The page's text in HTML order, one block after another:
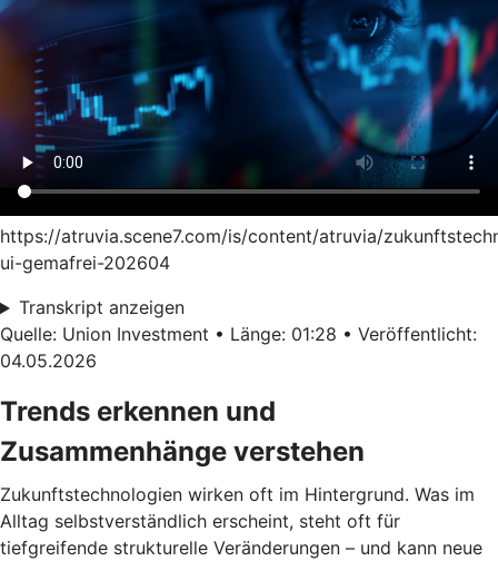
https://atruvia.scene7.com/is/content/atruvia/
ui-gemafrei-202604
Transkript anzeigen
Quelle: Union Investment • Länge: 01:28 • Veröffentlicht:
04.05.2026
Trends erkennen und
Zusammenhänge verstehen
Zukunftstechnologien wirken oft im Hintergrund. Was im
Alltag selbstverständlich erscheint, steht oft für
tiefgreifende strukturelle Veränderungen – und kann neue